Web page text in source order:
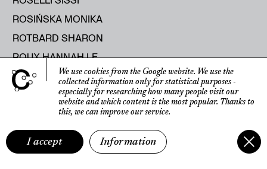
ROSIŃSKA MONIKA
ROTBARD SHARON
ROUX HANNAH LE
RUKSZA STANISŁAW
RUMIŃSKA ANNA
RUNTING HELEN
RUSAK MARYIA
RUSECKA KATERYNA
We use cookies from the Google website. We use the
collected information only for statistical purposes -
especially for researching how many people visit our
website and which content is the most popular. Thanks to
this, we can improve our service.
I accept Information